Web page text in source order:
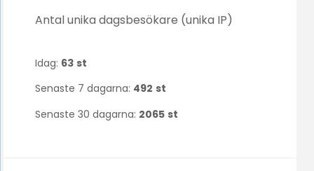
Antal unika dagsbesökare (unika IP)
Idag: 63 st
Senaste 7 dagarna: 492 st
Senaste 30 dagarna: 2065 st